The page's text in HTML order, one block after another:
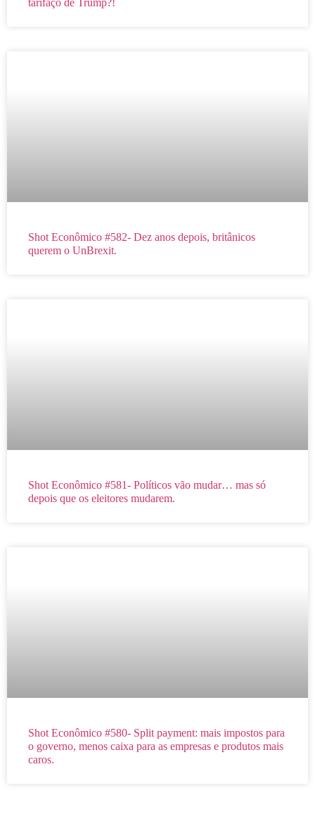
tarifaço de Trump?!
Shot Econômico #582- Dez anos depois, britânicos
querem o UnBrexit.
Shot Econômico #581- Políticos vão mudar… mas só
depois que os eleitores mudarem.
Shot Econômico #580- Split payment: mais impostos para
o governo, menos caixa para as empresas e produtos mais
caros.